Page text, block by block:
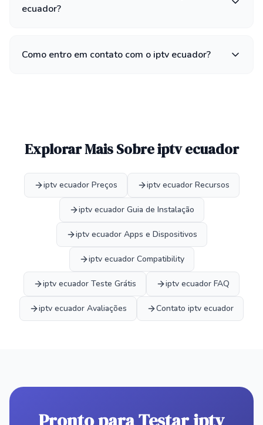
ecuador?
Como entro em contato com o iptv ecuador?
Explorar Mais Sobre iptv ecuador
iptv ecuador Preços iptv ecuador Recursos
iptv ecuador Guia de Instalação
iptv ecuador Apps e Dispositivos
iptv ecuador Compatibility
iptv ecuador Teste Grátis iptv ecuador FAQ
iptv ecuador Avaliações Contato iptv ecuador